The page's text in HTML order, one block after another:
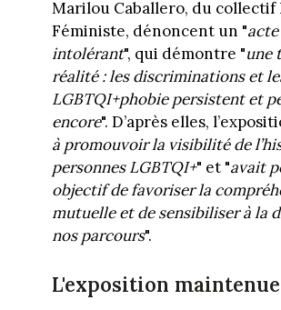
Marilou Caballero, du collectif
Féministe, dénoncent un "
intolérant", qui démontre "une
réalité : les discriminations et
LGBTQI+phobie persistent et
encore". D’après elles,
à promouvoir la visibilité de
personnes LGBTQI+" et "avait
objectif de favoriser la
mutuelle et de sensibiliser à la
nos parcours".
L'exposition maintenue